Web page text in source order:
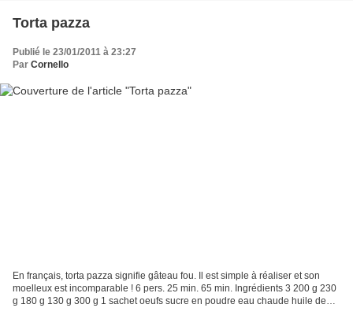
Torta pazza
Publié le 23/01/2011 à 23:27
Par Cornello
En français, torta pazza signifie gâteau fou. Il est simple à réaliser et son
moelleux est incomparable ! 6 pers. 25 min. 65 min. Ingrédients 3 200 g 230
g 180 g 130 g 300 g 1 sachet oeufs sucre en poudre eau chaude huile de